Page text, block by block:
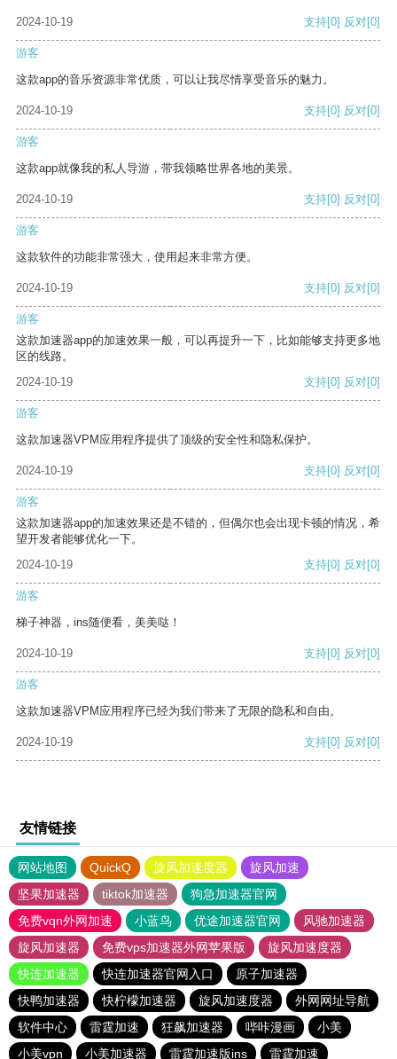
2024-10-19 支持[0] 反对[0]
游客
这款app的音乐资源非常优质，可以让我尽情享受音乐的魅力。
2024-10-19 支持[0] 反对[0]
游客
这款app就像我的私人导游，带我领略世界各地的美景。
2024-10-19 支持[0] 反对[0]
游客
这款软件的功能非常强大，使用起来非常方便。
2024-10-19 支持[0] 反对[0]
游客
这款加速器app的加速效果一般，可以再提升一下，比如能够支持更多地
区的线路。
2024-10-19
支持[0] 反对[0]
游客
这款加速器VPM应用程序提供了顶级的安全性和隐私保护。
2024-10-19 支持[0] 反对[0]
游客
这款加速器app的加速效果还是不错的，但偶尔也会出现卡顿的情况，希
望开发者能够优化一下。
2024-10-19
支持[0] 反对[0]
游客
梯子神器，ins随便看，美美哒！
2024-10-19 支持[0] 反对[0]
游客
这款加速器VPM应用程序已经为我们带来了无限的隐私和自由。
2024-10-19 支持[0] 反对[0]
友情链接
网站地图 QuickQ 旋风加速度器
旋风加速
坚果加速器
tiktok加速器
狗急加速器官网
免费vqn外网加速
小蓝鸟 优途加速器官网
风驰加速器
旋风加速器
免费vps加速器外网苹果版
旋风加速度器
快连加速器
快连加速器官网入口
原子加速器
快鸭加速器
快柠檬加速器 旋风加速度器
外网网址导航
软件中心
雷霆加速 狂飙加速器 哔咔漫画
小美
小美vpn
小美加速器 雷霆加速版ins 雷霆加速